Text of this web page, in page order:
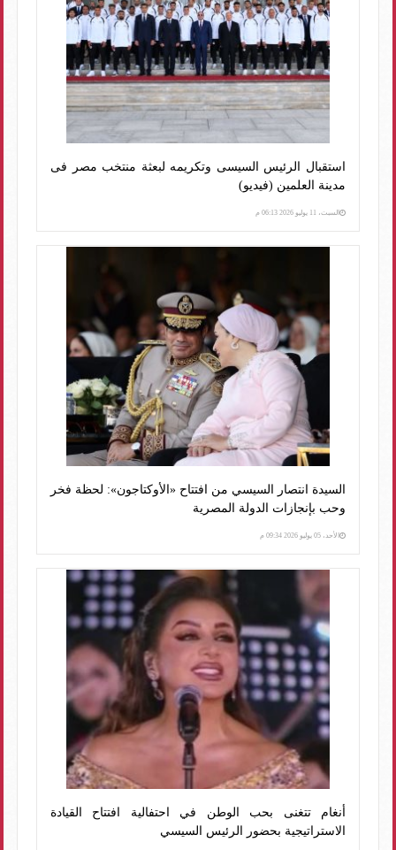
استقبال الرئيس السيسى وتكريمه لبعثة منتخب مصر فى
مدينة العلمين (فيديو)
السبت، 11 يوليو 2026 06:13 م
السيدة انتصار السيسي من افتتاح «الأوكتاجون»: لحظة فخر
وحب بإنجازات الدولة المصرية
الأحد، 05 يوليو 2026 09:34 م
أنغام تتغنى بحب الوطن في احتفالية افتتاح القيادة
الاستراتيجية بحضور الرئيس السيسي